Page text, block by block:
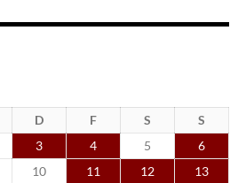
D F S
S
3 4 5
6
10 11 12
13